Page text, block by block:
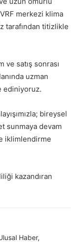
merkezi klima
tarafından titizlikle
ve satış sonrası
uzman
ediniyoruz.
bireysel
sunmaya devam
iklimlendirme
kazandıran
Haber,